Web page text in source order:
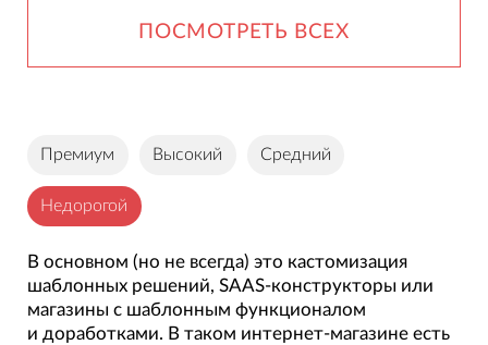
ПОСМОТРЕТЬ ВСЕХ
Премиум Высокий Средний
Недорогой
В основном (но не всегда) это кастомизация
шаблонных решений, SAAS-конструкторы или
магазины с шаблонным функционалом
и доработками. В таком интернет-магазине есть